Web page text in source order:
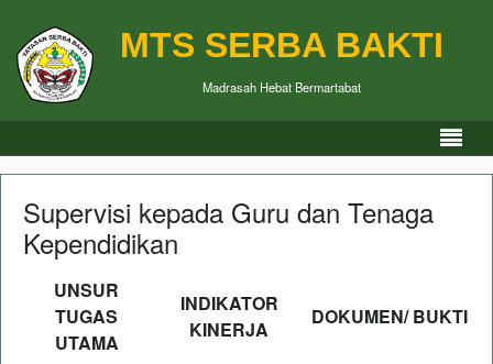
MTS SERBA BAKTI
Madrasah Hebat Bermartabat
Supervisi kepada Guru dan Tenaga
Kependidikan
UNSUR
TUGAS
UTAMA
INDIKATOR
KINERJA
DOKUMEN/ BUKTI